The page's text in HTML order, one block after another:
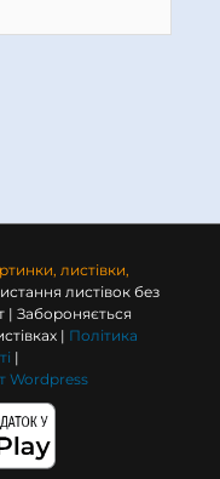
листівки,
листівок без
| Забороняється
|
Політика
Wordpress